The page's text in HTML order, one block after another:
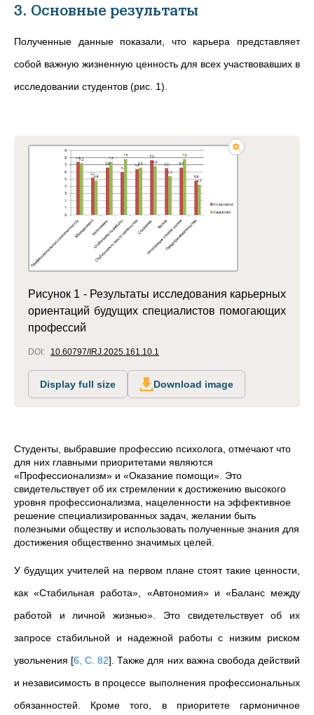
3. Основные результаты
Полученные данные показали, что карьера представляет
собой важную жизненную ценность для всех участвовавших в
исследовании студентов (рис. 1).
Рисунок 1 - Результаты исследования карьерных
ориентаций будущих специалистов помогающих
профессий
DOI: 10.60797/IRJ.2025.161.10.1
Display full size Download image
Студенты, выбравшие профессию психолога, отмечают что
для них главными приоритетами являются
«Профессионализм» и «Оказание помощи». Это
свидетельствует об их стремлении к достижению высокого
уровня профессионализма, нацеленности на эффективное
решение специализированных задач, желании быть
полезными обществу и использовать полученные знания для
достижения общественно значимых целей.
У будущих учителей на первом плане стоят такие ценности,
как «Стабильная работа», «Автономия» и «Баланс между
работой и личной жизнью». Это свидетельствует об их
запросе стабильной и надежной работы с низким риском
увольнения [6, С. 82]. Также для них важна свобода действий
и независимость в процессе выполнения профессиональных
обязанностей. Кроме того, в приоритете гармоничное